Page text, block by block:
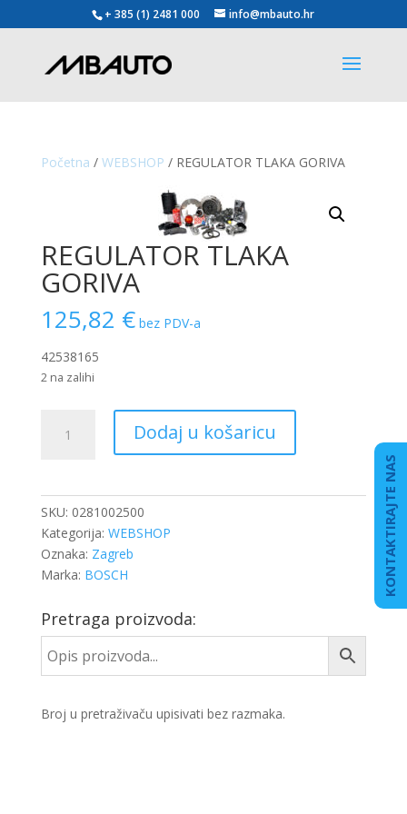
+ 385 (1) 2481 000 info@mbauto.hr
Početna / WEBSHOP / REGULATOR TLAKA GORIVA
REGULATOR TLAKA
GORIVA
125,82 € bez PDV-a
42538165
2 na zalihi
TLAKA
Dodaj u košaricu
SKU: 0281002500
Kategorija: WEBSHOP
Oznaka: Zagreb
Marka: BOSCH
Pretraga proizvoda:
Broj u pretraživaču upisivati bez razmaka.
KONTAKTIRAJTE NAS